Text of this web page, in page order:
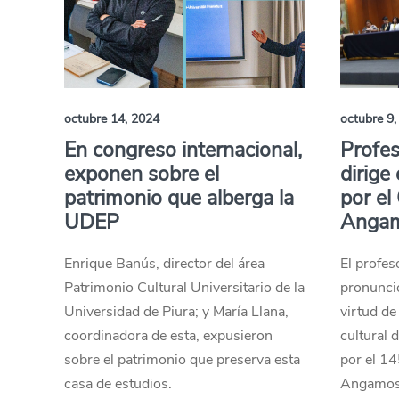
octubre 14, 2024
En congreso internacional,
exponen sobre el
patrimonio que alberga la
UDEP
Enrique Banús, director del área
Patrimonio Cultural Universitario de la
Universidad de Piura; y María Llana,
coordinadora de esta, expusieron
sobre el patrimonio que preserva esta
casa de estudios.
octubre
dirige
por el
El
virtud
cultural
por el